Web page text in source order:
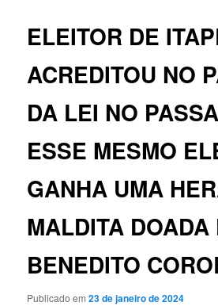
ELEITOR DE
ACREDITOU NO
DA LEI NO
ESSE MESMO
GANHA UMA
MALDITA DOADA
BENEDITO
Publicado em23 de janeiro de 2024